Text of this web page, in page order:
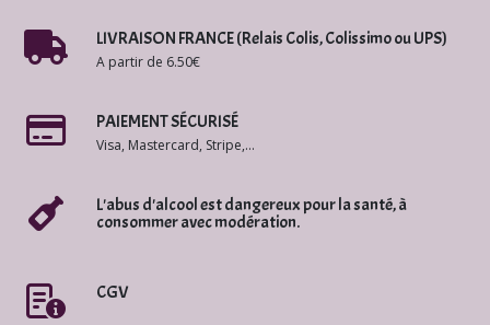
LIVRAISON FRANCE (Relais Colis, Colissimo ou UPS)
A partir de 6.50€
PAIEMENT SÉCURISÉ
Visa, Mastercard, Stripe,...
L'abus d'alcool est dangereux pour la santé, à
consommer avec modération.
CGV